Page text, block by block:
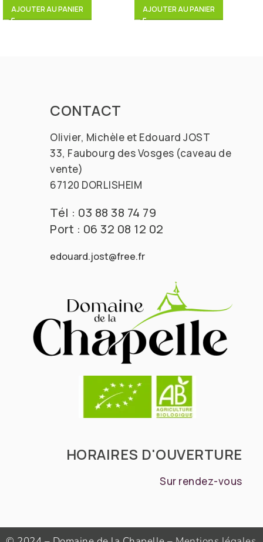
AJOUTER AU PANIER AJOUTER AU PANIER
CONTACT
Olivier, Michèle et Edouard JOST
33, Faubourg des Vosges (caveau de
vente)
67120 DORLISHEIM
Tél : 03 88 38 74 79
Port : 06 32 08 12 02
edouard.jost@free.fr
HORAIRES D'OUVERTURE
Sur rendez-vous